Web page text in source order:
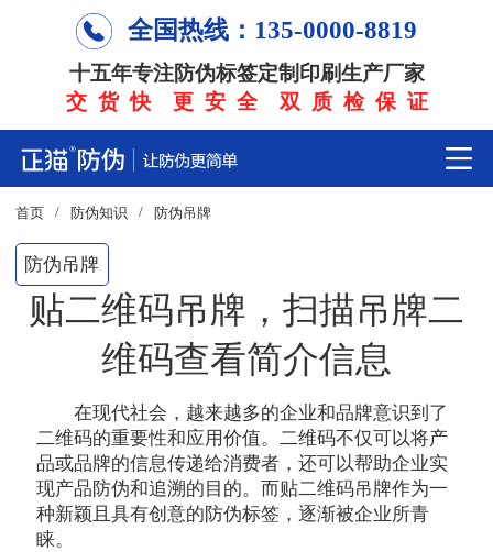
全国热线：135-0000-8819
十五年专注防伪标签定制印刷生产厂家
交 货 快 更 安 全 双 质 检 保 证
首页 / 防伪知识 / 防伪吊牌
防伪吊牌
贴二维码吊牌，扫描吊牌二
维码查看简介信息
在现代社会，越来越多的企业和品牌意识到了
二维码的重要性和应用价值。二维码不仅可以将产
品或品牌的信息传递给消费者，还可以帮助企业实
现产品防伪和追溯的目的。而贴二维码吊牌作为一
种新颖且具有创意的防伪标签，逐渐被企业所青
睐。